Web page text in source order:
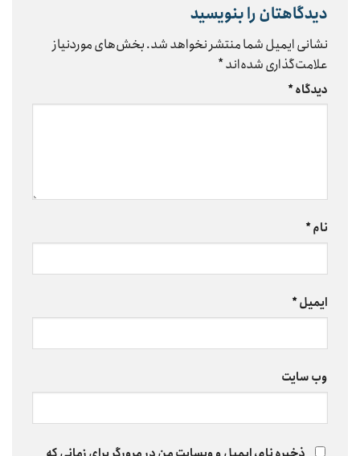
دیدگاهتان را بنویسید
نشانی ایمیل شما منتشر نخواهد شد.بخش‌های موردنیاز
علامت‌گذاری شده‌اند*
دیدگاه*
نام*
ایمیل*
وب‌ سایت